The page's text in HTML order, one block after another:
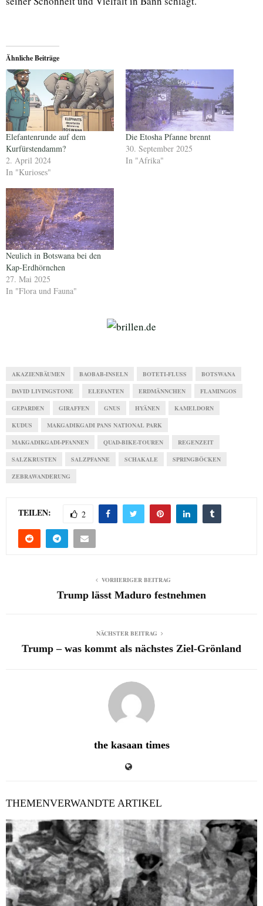
Ähnliche Beiträge
Elefantenrunde auf dem
Kurfürstendamm?
2. April 2024
In "Kurioses"
Die Etosha Pfanne brennt
30. September 2025
In "Afrika"
Neulich in Botswana bei den
Kap-Erdhörnchen
27. Mai 2025
In "Flora und Fauna"
AKAZIENBÄUMEN BAOBAB-INSELN BOTETI-FLUSS BOTSWANA
DAVID LIVINGSTONE ELEFANTEN ERDMÄNNCHEN FLAMINGOS
GEPARDEN GIRAFFEN GNUS HYÄNEN KAMELDORN
KUDUS MAKGADIKGADI PANS NATIONAL PARK
MAKGADIKGADI-PFANNEN QUAD-BIKE-TOUREN REGENZEIT
SALZKRUSTEN SALZPFANNE SCHAKALE SPRINGBÖCKEN
ZEBRAWANDERUNG
TEILEN: 2
VORHERIGER BEITRAG
Trump lässt Maduro festnehmen
NÄCHSTER BEITRAG
Trump – was kommt als nächstes Ziel-Grönland
the kasaan times
THEMENVERWANDTE ARTIKEL